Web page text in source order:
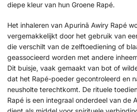
diepe kleur van hun Groene Rapé.
Het inhaleren van Apurinã Awiry Rapé
vergemakkelijkt door het gebruik van
die verschilt van de zelftoediening of
geassocieerd worden met andere
Dit buisje, vaak gemaakt van bot of
dat het Rapé-poeder gecontroleerd en
neusholte terechtkomt. De rituele
Rapé is een integraal onderdeel van de